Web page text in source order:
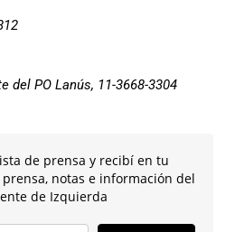
del PO Lanús, 11-3668-3304
de prensa y recibí en tu
notas e información del
de Izquierda